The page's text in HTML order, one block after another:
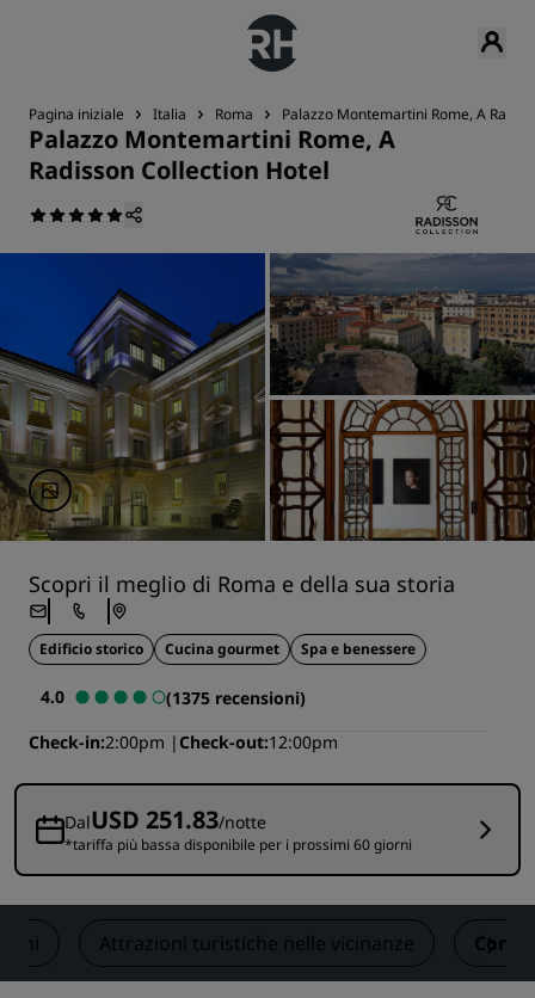
Pagina iniziale Italia Roma Palazzo Montemartini Rome, A
Palazzo Montemartini Rome, A
Radisson Collection Hotel
Scopri il meglio di Roma e della sua storia
Edificio storico Cucina gourmet Spa e benessere
4.0
(1375 recensioni)
Check-in 2:00pm Check-out 12:00pm
DalUSD 251.83/notte
*tariffa più bassa disponibile per i prossimi 60 giorni
Attrazioni turistiche nelle vicinanze